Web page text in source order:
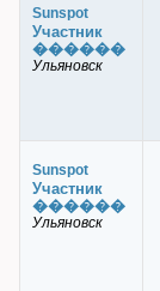
Sunspot
Участник
������
Ульяновск
Sunspot
Участник
������
Ульяновск